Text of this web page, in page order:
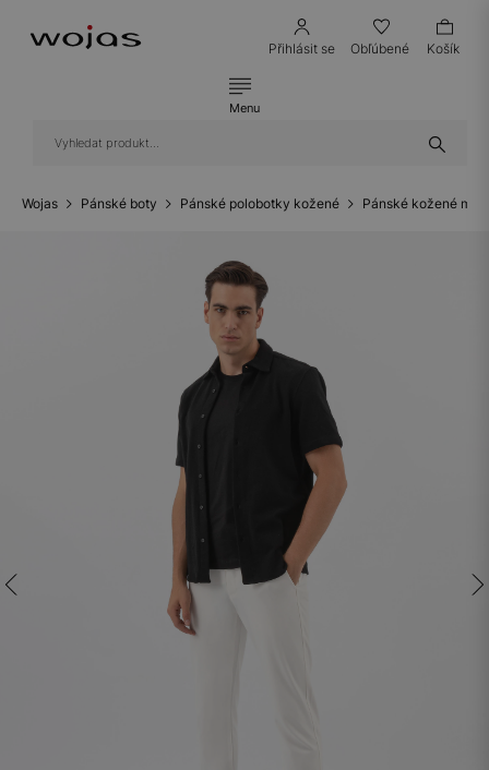
Přihlásit se Obľúbené Košík
Menu
Wojas Pánské boty Pánské polobotky kožené Pánské kožené